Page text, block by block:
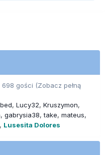
698 gości (Zobacz pełną
Lucy32 Kruszymon
gabrysia38 take mateus
Lusesita Dolores